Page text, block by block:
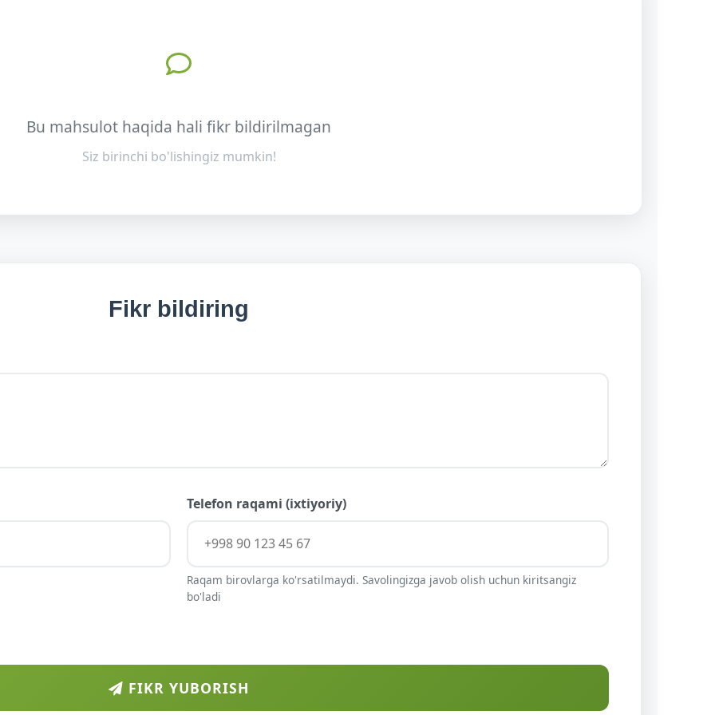
Bu mahsulot haqida hali fikr bildirilmagan
Siz birinchi bo'lishingiz mumkin!
Fikr bildiring
Telefon raqami (ixtiyoriy)
Raqam birovlarga ko'rsatilmaydi. Savolingizga javob olish uchun kiritsangiz
bo'ladi
FIKR YUBORISH